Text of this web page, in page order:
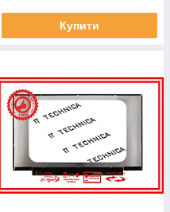
Купити